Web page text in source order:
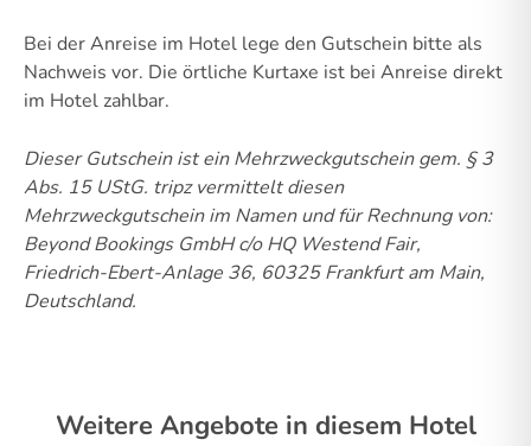
Bei der Anreise im Hotel lege den Gutschein bitte als
Nachweis vor. Die örtliche Kurtaxe ist bei Anreise direkt
im Hotel zahlbar.
Dieser Gutschein ist ein Mehrzweckgutschein gem. § 3
Abs. 15 UStG. tripz vermittelt diesen
Mehrzweckgutschein im Namen und für Rechnung von:
Beyond Bookings GmbH c/o HQ Westend Fair,
Friedrich-Ebert-Anlage 36, 60325 Frankfurt am Main,
Deutschland.
Weitere Angebote in diesem Hotel